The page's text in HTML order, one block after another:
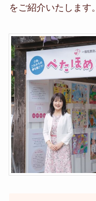
をご紹介いたします。